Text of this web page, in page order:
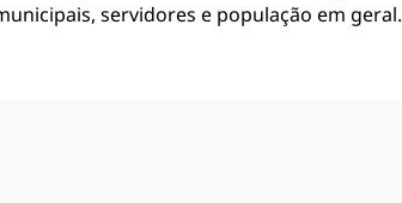
servidores e população em geral.